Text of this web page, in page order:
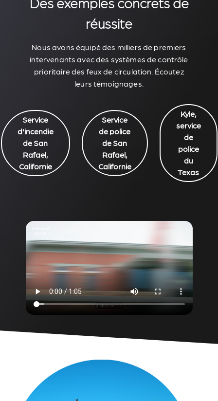
réussite
Nous avons équipé des milliers de premiers
intervenants avec des systèmes de contrôle
prioritaire des feux de circulation. Écoutez
leurs témoignages.
Service
d'incendie
de San
Rafael,
Californie
Service
de police
de San
Rafael,
Californie
Kyle,
service
de
police
du
Texas